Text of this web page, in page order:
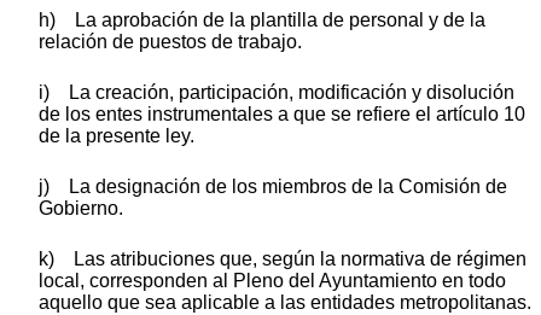
h) La aprobación de la plantilla de personal y de la
relación de puestos de trabajo.
i) La creación, participación, modificación y disolución
de los entes instrumentales a que se refiere el artículo 10
de la presente ley.
j) La designación de los miembros de la Comisión de
Gobierno.
k) Las atribuciones que, según la normativa de régimen
local, corresponden al Pleno del Ayuntamiento en todo
aquello que sea aplicable a las entidades metropolitanas.